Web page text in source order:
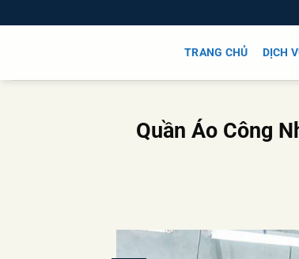
qua
TRANG CHỦ DỊCH
Quần Áo Công